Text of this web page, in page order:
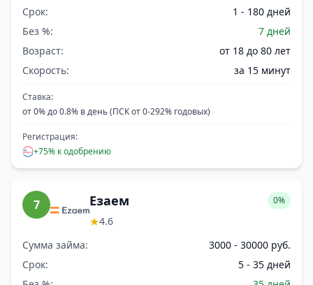
Срок:
1 - 180 дней
Без %:
7 дней
Возраст:
от 18 до 80 лет
Скорость:
за 15 минут
Ставка:
от 0% до 0.8% в день (ПСК от 0-292% годовых)
Регистрация:
+75% к одобрению
7 Езаем
★4.6
0%
Сумма займа:
3000 - 30000 руб.
Срок:
5 - 35 дней